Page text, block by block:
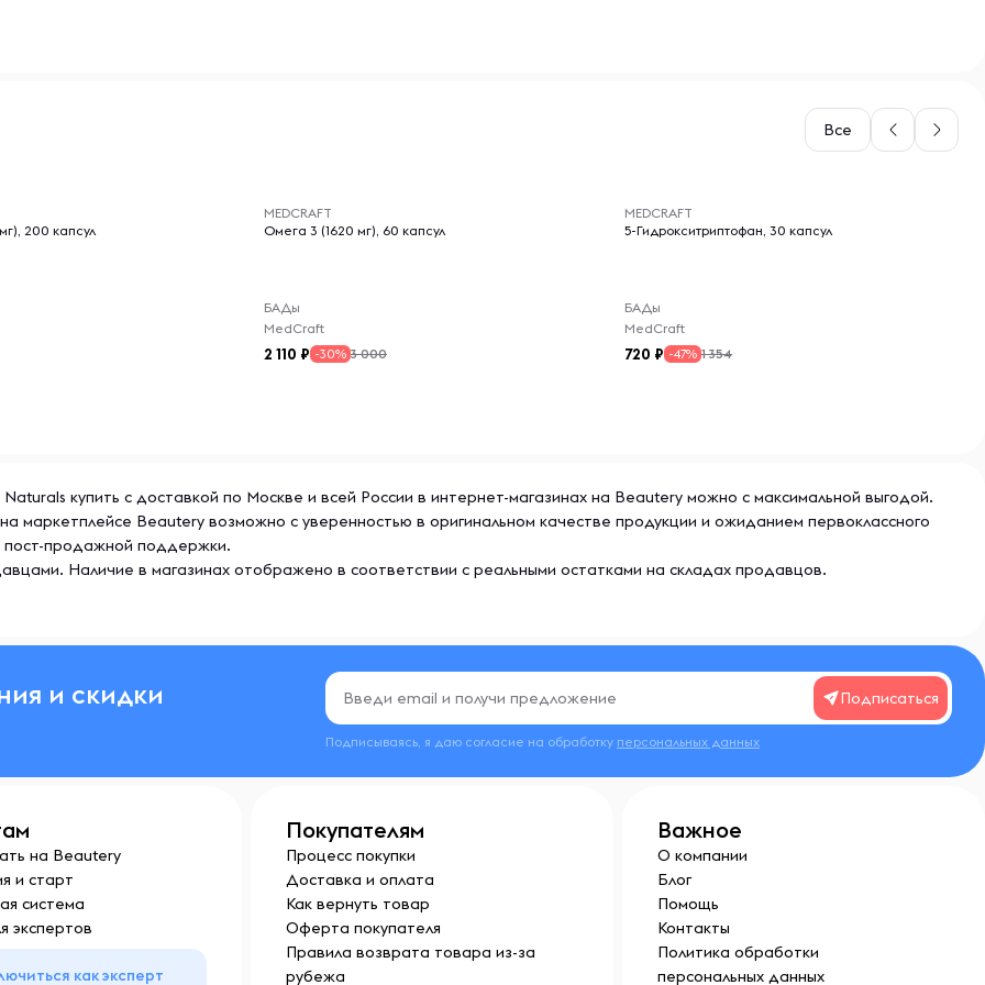
стеарат магния.
кормите грудью, имеете
вскрытия
для детей месте.
Все
200 капсул
MEDCRAFT
Омега 3 (1620 мг), 60 капсул
БАДы
MedCraft
2 110 -30% 3 000
MEDCRAFT
5-Гидрокситриптофан, 30 капсул
БАДы
MedCraft
720 -47% 1 354
купить с доставкой по Москве и всей России в интернет-магазинах на Beautery можно с максимальной выгодой.
маркетплейсе Beautery возможно с уверенностью в оригинальном качестве продукции и ожиданием первоклассного
пост-продажной поддержки.
Наличие в магазинах отображено в соответствии с реальными остатками на складах продавцов.
и скидки Подписаться
Подписываясь, я даю согласие на обработку персональных данных
на Beautery
и старт
система
экспертов
как эксперт
Покупателям
Процесс покупки
Доставка и оплата
Как вернуть товар
Оферта покупателя
Правила возврата товара из-за
рубежа
Важное
О компании
Блог
Помощь
Контакты
Политика обработки
персональных данных